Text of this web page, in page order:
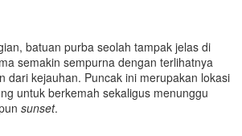
batuan purba seolah tampak jelas di
semakin sempurna dengan terlihatnya
dari kejauhan. Puncak ini merupakan lokasi
untuk berkemah sekaligus menunggu
sunset.